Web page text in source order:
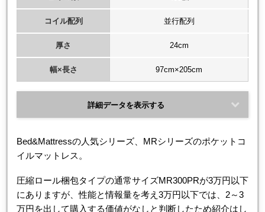
コイル配列 並行配列
厚さ 24cm
幅×長さ 97cm×205cm
詳細データを表示する
Bed&Mattressの人気シリーズ、MRシリーズのポケットコ
イルマットレス。
圧縮ロール梱包タイプの通常サイズMR300PRが3万円以下
にありますが、性能と情報量を考え3万円以下では、2～3
万円を出して購入する価値がなしと判断したため紹介はし